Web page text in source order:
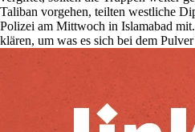
Taliban vorgehen, teilten westliche
Polizei am Mittwoch in Islamabad
klären, um was es sich bei dem